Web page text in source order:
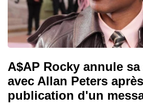
A$AP Rocky annule
avec Allan Peters
publication d'un